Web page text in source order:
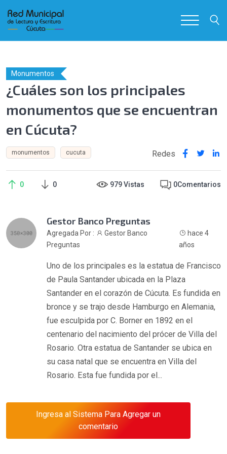
Monumentos
¿Cuáles son los principales
monumentos que se encuentran
en Cúcuta?
monumentos cucuta Redes
0 0 979 Vistas 0Comentarios
Gestor Banco Preguntas
Agregada Por :
Gestor Banco
Preguntas
hace 4
años
Uno de los principales es la estatua de Francisco
de Paula Santander ubicada en la Plaza
Santander en el corazón de Cúcuta. Es fundida en
bronce y se trajo desde Hamburgo en Alemania,
fue esculpida por C. Borner en 1892 en el
centenario del nacimiento del prócer de Villa del
Rosario. Otra estatua de Santander se ubica en
su casa natal que se encuentra en Villa del
Rosario. Esta fue fundida por el...
Ingresa al Sistema Para Agregar un
comentario